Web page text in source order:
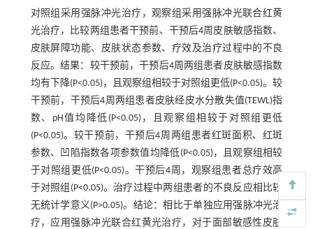
对照组采用强脉冲光治疗，观察组采用强脉冲光联合红黄
光治疗，比较两组患者干预前、干预后4周皮肤敏感指数、
皮肤屏障功能、皮肤状态参数、疗效及治疗过程中的不良
反应。结果：较干预前，干预后4周两组患者皮肤敏感指数
均有下降(P<0.05)，且观察组相较于对照组更低(P<0.05)。较
干预前，干预后4周两组患者皮肤经皮水分散失值(TEWL)指
数、pH值均降低(P<0.05)，且观察组相较于对照组更低
(P<0.05)。较干预前，干预后4周两组患者红斑面积、红斑
参数、凹陷指数各项参数值均降低(P<0.05)，且观察组相较
于对照组更低(P<0.05)。干预后4周，观察组患者总疗效高
于对照组(P<0.05)。治疗过程中两组患者的不良反应相比较
无统计学意义(P>0.05)。结论：相比于单独应用强脉冲光治
疗，应用强脉冲光联合红黄光治疗，对于面部敏感性皮肤